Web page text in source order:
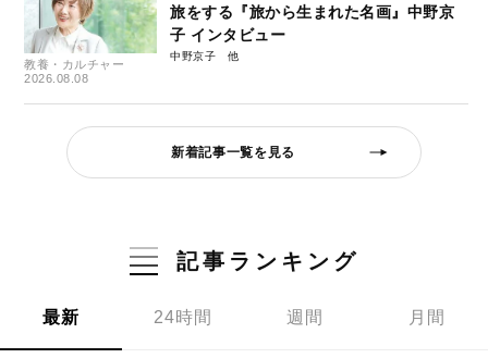
教養・カルチャー
2026.08.08
旅をする『旅から生まれた名画』中野京
子 インタビュー
中野京子
新着記事一覧を見る
記事ランキング
最新 24時間 週間 月間